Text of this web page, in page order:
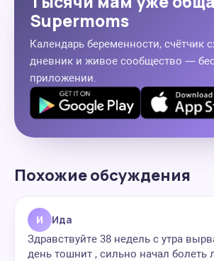
Supermoms
Календарь беременности, счётчик
дневник и живое сообщество —
приложении.
Похожие обсуждения
И Ида
Здравствуйте 38 недель с утра
день тошнит , сильно начал болеть